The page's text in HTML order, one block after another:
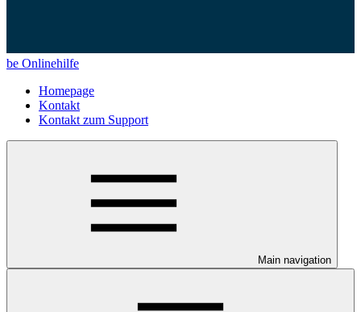
be Onlinehilfe
Homepage
Kontakt
Kontakt zum Support
Main navigation